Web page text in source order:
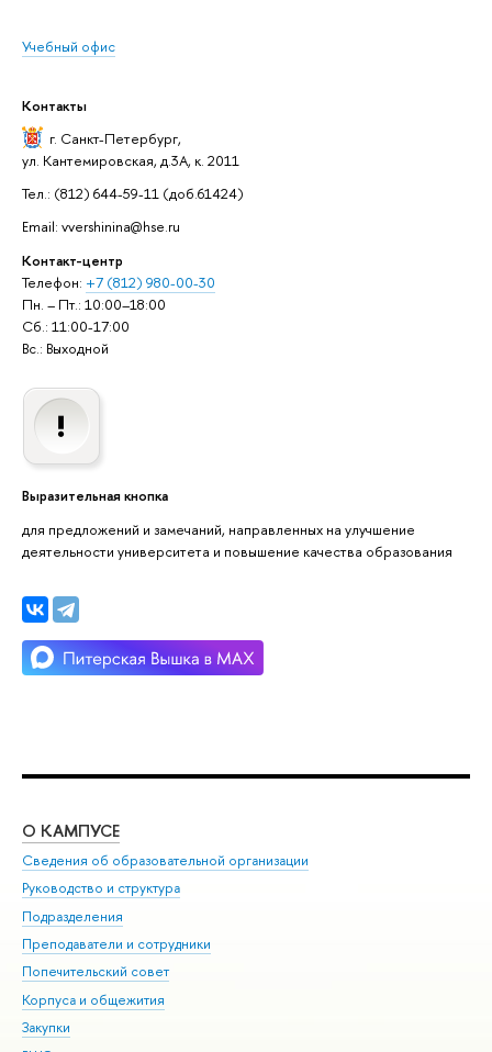
Учебный офис
Контакты
г. Санкт-Петербург,
ул. Кантемировская, д.3А, к. 2011
Тел.: (812) 644-59-11 (доб.61424)
Email: vvershinina@hse.ru
Контакт-центр
Телефон: +7 (812) 980-00-30
Пн. – Пт.: 10:00–18:00
Сб.: 11:00-17:00
Вс.: Выходной
Выразительная кнопка
для предложений и замечаний, направленных на улучшение
деятельности университета и повышение качества образования
О КАМПУСЕ
Сведения об образовательной организации
Руководство и структура
Подразделения
Преподаватели и сотрудники
Попечительский совет
Корпуса и общежития
Закупки